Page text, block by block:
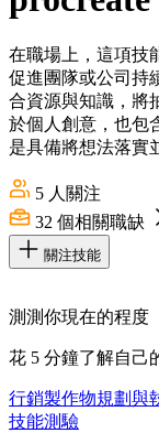
在職場上，這項技
促進團隊或公司持
合資源與知識，將
於個人創意，也包
是具備將想法落實
5 人關注
32 個相關職缺
關注技能
測測你現在的程度
花 5 分鐘了解自己
行銷製作物規劃與
技能測驗